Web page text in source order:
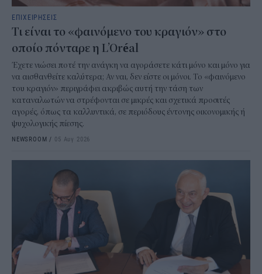
ΕΠΙΧΕΙΡΗΣΕΙΣ
Τι είναι το «φαινόμενο του κραγιόν» στο
οποίο πόνταρε η L’Oréal
Έχετε νιώσει ποτέ την ανάγκη να αγοράσετε κάτι μόνο και μόνο για
να αισθανθείτε καλύτερα; Αν ναι, δεν είστε οι μόνοι. Το «φαινόμενο
του κραγιόν» περιγράφει ακριβώς αυτή την τάση των
καταναλωτών να στρέφονται σε μικρές και σχετικά προσιτές
αγορές, όπως τα καλλυντικά, σε περιόδους έντονης οικονομικής ή
ψυχολογικής πίεσης.
NEWSROOM / 05 Αυγ 2026